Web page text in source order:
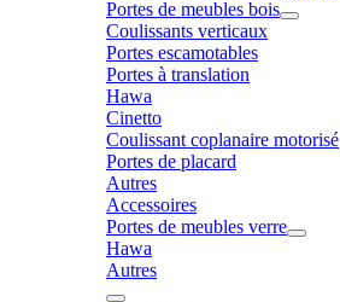
Portes de meubles bois
Coulissants verticaux
Portes escamotables
Portes à translation
Hawa
Cinetto
Coulissant coplanaire motorisé
Portes de placard
Autres
Accessoires
Portes de meubles verre
Hawa
Autres